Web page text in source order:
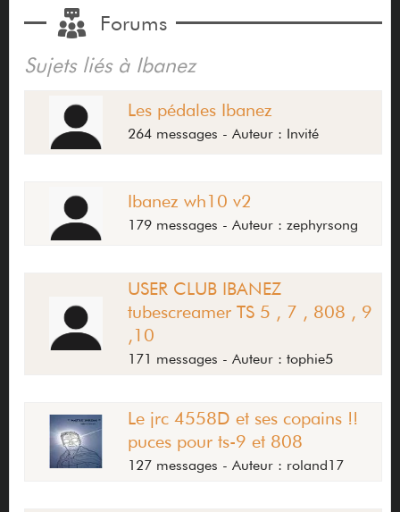
Forums
Sujets liés à Ibanez
Les pédales Ibanez
264 messages - Auteur : Invité
Ibanez wh10 v2
179 messages - Auteur : zephyrsong
USER CLUB IBANEZ
tubescreamer TS 5 , 7 , 808 , 9
,10
171 messages - Auteur : tophie5
Le jrc 4558D et ses copains !!
puces pour ts-9 et 808
127 messages - Auteur : roland17